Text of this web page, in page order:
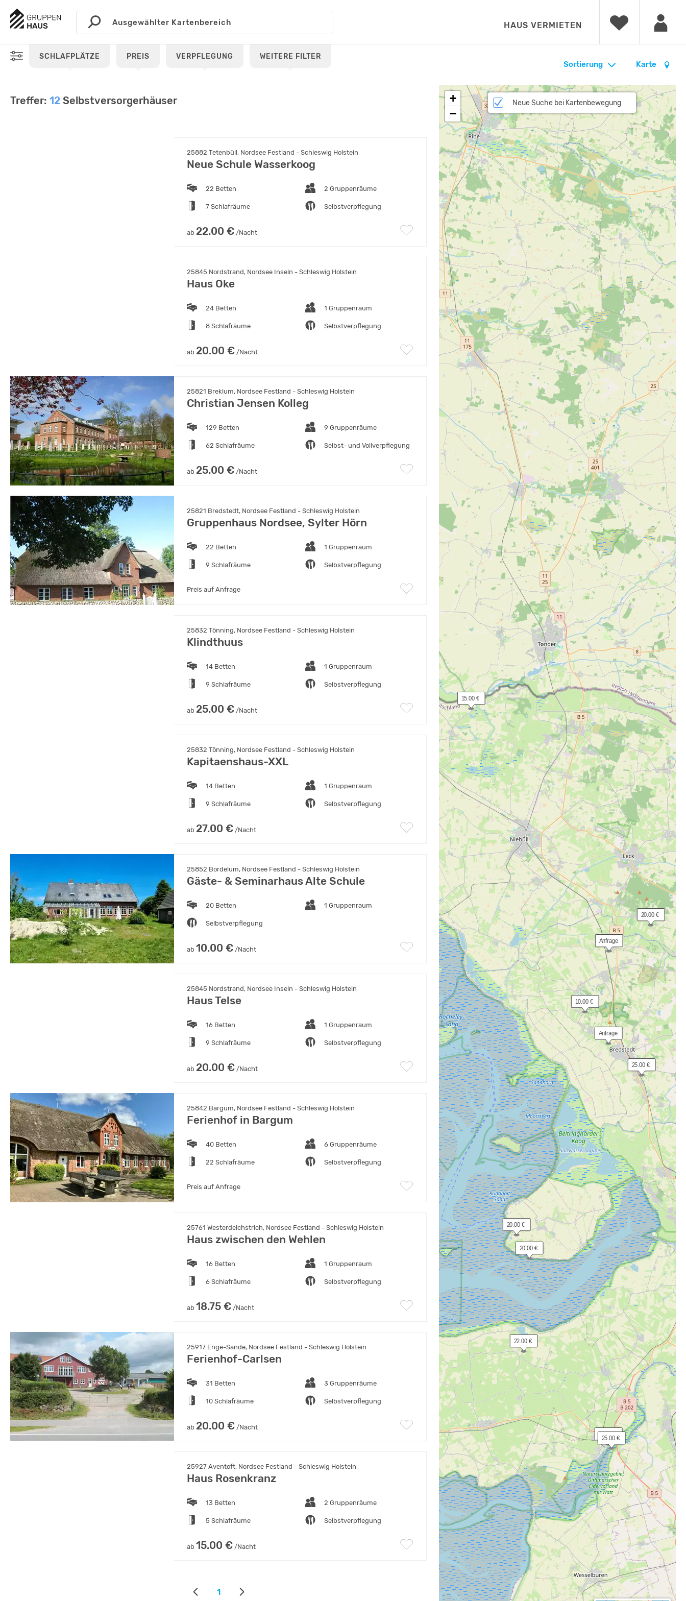
HAUS VERMIETEN
SCHLAFPLÄTZE PREIS VERPFLEGUNG WEITERE FILTER
Karte
Sortierung
Treffer: 12 Selbstversorgerhäuser
25882 Tetenbüll, Nordsee Festland - Schleswig Holstein
Neue Schule Wasserkoog
22 Betten 2 Gruppenräume
7 Schlafräume Selbstverpflegung
ab 22.00 € /Nacht
25845 Nordstrand, Nordsee Inseln - Schleswig Holstein
Haus Oke
24 Betten 1 Gruppenraum
8 Schlafräume Selbstverpflegung
ab 20.00 € /Nacht
25821 Breklum, Nordsee Festland - Schleswig Holstein
Christian Jensen Kolleg
129 Betten 9 Gruppenräume
62 Schlafräume Selbst- und Vollverpflegung
ab 25.00 € /Nacht
25821 Bredstedt, Nordsee Festland - Schleswig Holstein
Gruppenhaus Nordsee, Sylter Hörn
22 Betten 1 Gruppenraum
9 Schlafräume Selbstverpflegung
Preis auf Anfrage
25832 Tönning, Nordsee Festland - Schleswig Holstein
Klindthuus
14 Betten 1 Gruppenraum
9 Schlafräume Selbstverpflegung
ab 25.00 € /Nacht
25832 Tönning, Nordsee Festland - Schleswig Holstein
Kapitaenshaus-XXL
14 Betten 1 Gruppenraum
9 Schlafräume Selbstverpflegung
ab 27.00 € /Nacht
25852 Bordelum, Nordsee Festland - Schleswig Holstein
Gäste- & Seminarhaus Alte Schule
20 Betten 1 Gruppenraum
Selbstverpflegung
ab 10.00 € /Nacht
25845 Nordstrand, Nordsee Inseln - Schleswig Holstein
Haus Telse
16 Betten 1 Gruppenraum
9 Schlafräume Selbstverpflegung
ab 20.00 € /Nacht
25842 Bargum, Nordsee Festland - Schleswig Holstein
Ferienhof in Bargum
40 Betten 6 Gruppenräume
22 Schlafräume Selbstverpflegung
Preis auf Anfrage
25761 Westerdeichstrich, Nordsee Festland - Schleswig Holstein
Haus zwischen den Wehlen
16 Betten 1 Gruppenraum
6 Schlafräume Selbstverpflegung
ab 18.75 € /Nacht
25917 Enge-Sande, Nordsee Festland - Schleswig Holstein
Ferienhof-Carlsen
31 Betten 3 Gruppenräume
10 Schlafräume Selbstverpflegung
ab 20.00 € /Nacht
25927 Aventoft, Nordsee Festland - Schleswig Holstein
Haus Rosenkranz
13 Betten 2 Gruppenräume
5 Schlafräume Selbstverpflegung
ab 15.00 € /Nacht
1
22.00 €
20.00 €
25.00 €
Anfrage
25.00 €
27.00 €
10.00 €
20.00 €
Anfrage
20.00 €
15.00 €
+
−
Neue Suche bei Kartenbewegung